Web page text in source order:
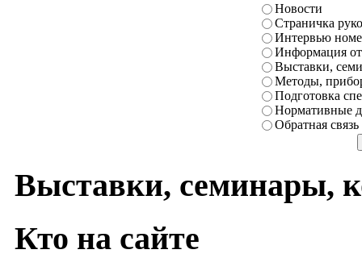
Новости
Страничка
Интервью
Информация
Выставки,
Методы,
Подготовка
Нормативные
Обратная связь
Выставки, семинары,
Кто на сайте